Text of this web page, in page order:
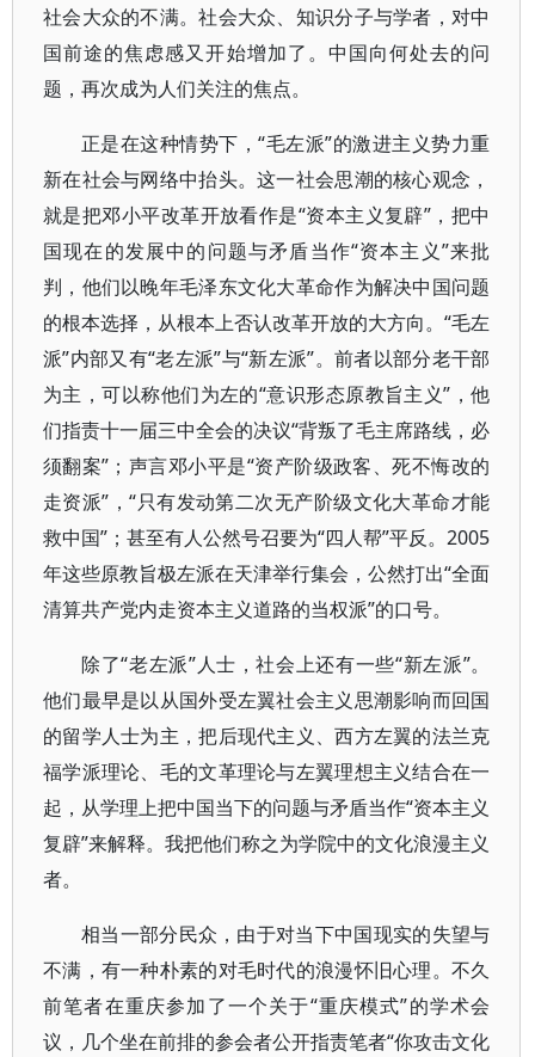
社会大众的不满。社会大众、知识分子与学者，对中
国前途的焦虑感又开始增加了。中国向何处去的问
题，再次成为人们关注的焦点。
正是在这种情势下，“毛左派”的激进主义势力重
新在社会与网络中抬头。这一社会思潮的核心观念，
就是把邓小平改革开放看作是“资本主义复辟”，把中
国现在的发展中的问题与矛盾当作“资本主义”来批
判，他们以晚年毛泽东文化大革命作为解决中国问题
的根本选择，从根本上否认改革开放的大方向。“毛左
派”内部又有“老左派”与“新左派”。前者以部分老干部
为主，可以称他们为左的“意识形态原教旨主义”，他
们指责十一届三中全会的决议“背叛了毛主席路线，必
须翻案”；声言邓小平是“资产阶级政客、死不悔改的
走资派”，“只有发动第二次无产阶级文化大革命才能
救中国”；甚至有人公然号召要为“四人帮”平反。2005
年这些原教旨极左派在天津举行集会，公然打出“全面
清算共产党内走资本主义道路的当权派”的口号。
除了“老左派”人士，社会上还有一些“新左派”。
他们最早是以从国外受左翼社会主义思潮影响而回国
的留学人士为主，把后现代主义、西方左翼的法兰克
福学派理论、毛的文革理论与左翼理想主义结合在一
起，从学理上把中国当下的问题与矛盾当作“资本主义
复辟”来解释。我把他们称之为学院中的文化浪漫主义
者。
相当一部分民众，由于对当下中国现实的失望与
不满，有一种朴素的对毛时代的浪漫怀旧心理。不久
前笔者在重庆参加了一个关于“重庆模式”的学术会
议，几个坐在前排的参会者公开指责笔者“你攻击文化